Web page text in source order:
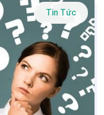
Tin Tức